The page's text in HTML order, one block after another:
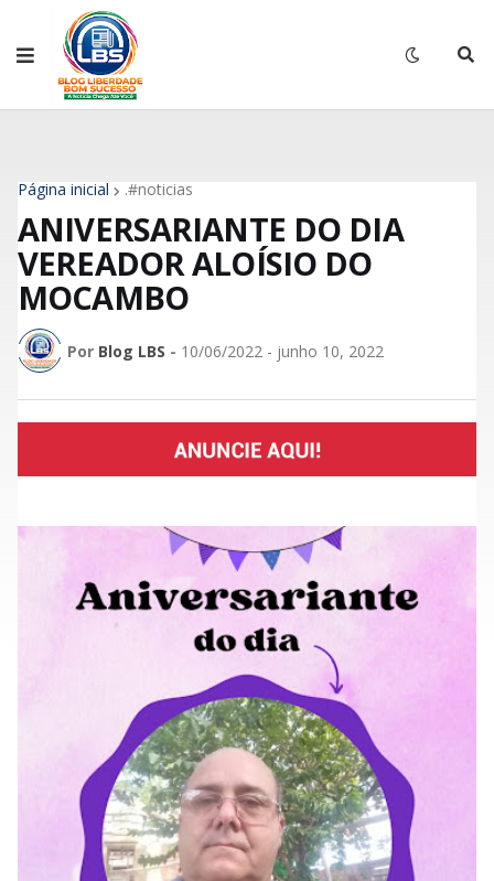
Página inicial .#noticias
ANIVERSARIANTE DO DIA
VEREADOR ALOÍSIO DO
MOCAMBO
Por Blog LBS - 10/06/2022 - junho 10, 2022